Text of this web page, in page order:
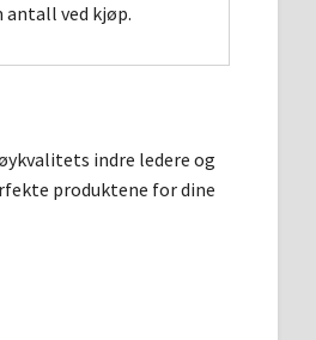
antall ved kjøp.
indre ledere og
produktene for dine